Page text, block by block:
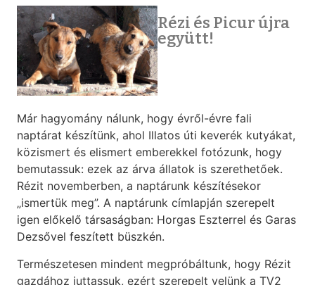
Rézi és Picur újra
együtt!
Már hagyomány nálunk, hogy évről-évre fali
naptárat készítünk, ahol Illatos úti keverék kutyákat,
közismert és elismert emberekkel fotózunk, hogy
bemutassuk: ezek az árva állatok is szerethetőek.
Rézit novemberben, a naptárunk készítésekor
„ismertük meg”. A naptárunk címlapján szerepelt
igen előkelő társaságban: Horgas Eszterrel és Garas
Dezsővel feszített büszkén.
Természetesen mindent megpróbáltunk, hogy Rézit
gazdához juttassuk, ezért szerepelt velünk a TV2